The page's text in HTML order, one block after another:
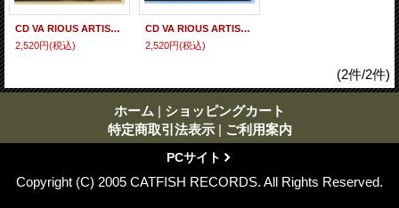
CD VA RIOUS ARTISTS オムニバス / 寺島 靖国 プレゼンツ JAZZ BAR 2003
2,520円(税込)
CD VA RIOUS ARTISTS オムニバス / 寺島 靖国 プレゼンツ JAZZ BAR 2002
2,520円(税込)
(2件/2件)
ホーム | ショッピングカート
特定商取引法表示 | ご利用案内
PCサイト
Copyright (C) 2005 CATFISH RECORDS. All Rights Reserved.